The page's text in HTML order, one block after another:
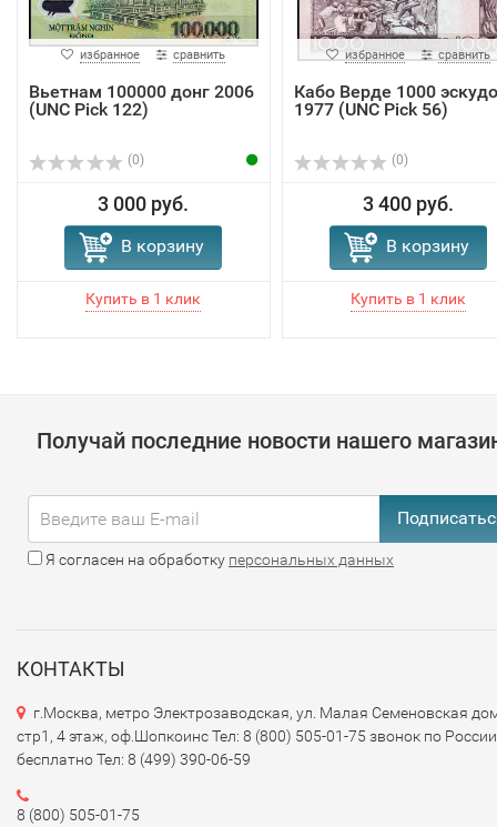
избранное сравнить
Вьетнам 100000 донг 2006
(UNC Pick 122)
(0)
3 000 руб.
В корзину
избранное сравнить
Кабо Верде 1000 эскудо
1977 (UNC Pick 56)
(0)
3 400 руб.
В корзину
Получай последние новости нашего
Я согласен на обработку персональных данных
КОНТАКТЫ
г.Москва, метро Электрозаводская, ул. Малая Семеновская
стр1, 4 этаж, оф.Шопкоинс Тел: 8 (800) 505-01-75 звонок по России
бесплатно Тел: 8 (499) 390-06-59
8 (800) 505-01-75